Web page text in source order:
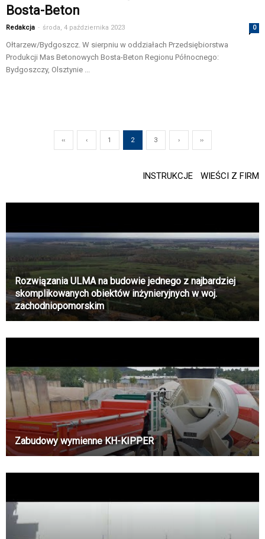
Bosta-Beton
Redakcja - środa, 4 października 2023 0
Ołtarzew/Bydgoszcz. W sierpniu w oddziałach Przedsiębiorstwa
Produkcji Mas Betonowych Bosta-Beton Regionu Północnego:
Bydgoszczy, Olsztynie ...
‹‹ ‹ 1 2 3 › ››
INSTRUKCJE WIEŚCI Z FIRM
Rozwiązania ULMA na budowie jednego z najbardziej
skomplikowanych obiektów inżynieryjnych w woj.
zachodniopomorskim
Zabudowy wymienne KH-KIPPER